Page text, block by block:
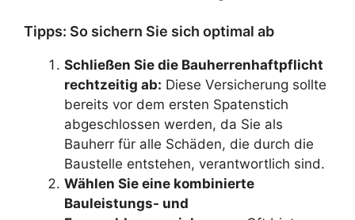
Tipps: So sichern Sie sich optimal ab
Schließen Sie die Bauherrenhaftpflicht
rechtzeitig ab: Diese Versicherung sollte
bereits vor dem ersten Spatenstich
abgeschlossen werden, da Sie als
Bauherr für alle Schäden, die durch die
Baustelle entstehen, verantwortlich sind.
Wählen Sie eine kombinierte
Bauleistungs- und